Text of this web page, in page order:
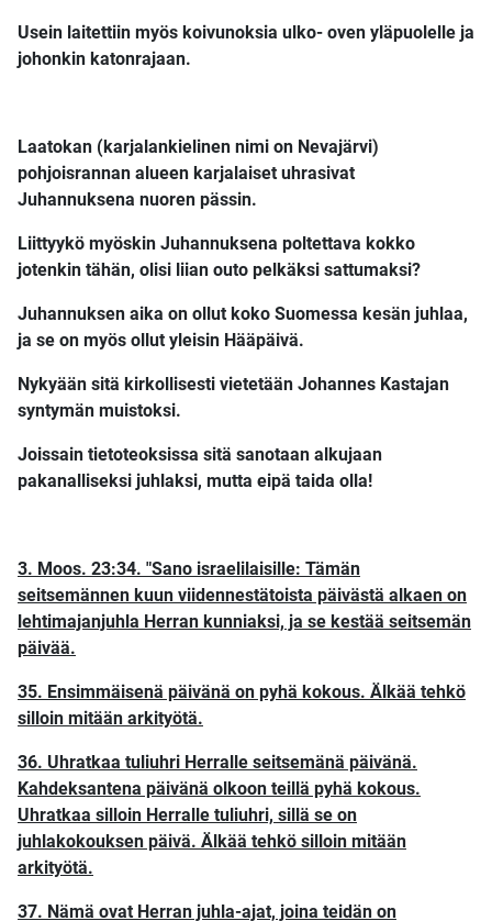
Usein laitettiin myös koivunoksia ulko- oven yläpuolelle ja
johonkin katonrajaan.
Laatokan (karjalankielinen nimi on Nevajärvi)
pohjoisrannan alueen karjalaiset uhrasivat
Juhannuksena nuoren pässin.
Liittyykö myöskin Juhannuksena poltettava kokko
jotenkin tähän, olisi liian outo pelkäksi sattumaksi?
Juhannuksen aika on ollut koko Suomessa kesän juhlaa,
ja se on myös ollut yleisin Hääpäivä.
Nykyään sitä kirkollisesti vietetään Johannes Kastajan
syntymän muistoksi.
Joissain tietoteoksissa sitä sanotaan alkujaan
pakanalliseksi juhlaksi, mutta eipä taida olla!
3. Moos. 23:34. "Sano israelilaisille: Tämän
seitsemännen kuun viidennestätoista päivästä alkaen on
lehtimajanjuhla Herran kunniaksi, ja se kestää seitsemän
päivää.
35. Ensimmäisenä päivänä on pyhä kokous. Älkää tehkö
silloin mitään arkityötä.
36. Uhratkaa tuliuhri Herralle seitsemänä päivänä.
Kahdeksantena päivänä olkoon teillä pyhä kokous.
Uhratkaa silloin Herralle tuliuhri, sillä se on
juhlakokouksen päivä. Älkää tehkö silloin mitään
arkityötä.
37. Nämä ovat Herran juhla-ajat, joina teidän on